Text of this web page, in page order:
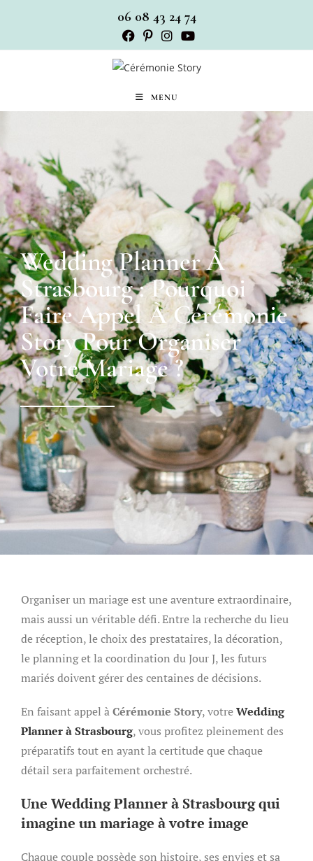
06 08 43 24 74
MENU
Wedding Planner À
Strasbourg : Pourquoi
Faire Appel À Cérémonie
Story Pour Organiser
Votre Mariage ?
Organiser un mariage est une aventure extraordinaire,
mais aussi un véritable défi. Entre la recherche du lieu
de réception, le choix des prestataires, la décoration,
le planning et la coordination du Jour J, les futurs
mariés doivent gérer des centaines de décisions.
En faisant appel àCérémonie Story, votreWedding
Planner à Strasbourg, vous profitez pleinement des
préparatifs tout en ayant la certitude que chaque
détail sera parfaitement orchestré.
Une Wedding Planner à Strasbourg qui
imagine un mariage à votre image
Chaque couple possède son histoire, ses envies et sa